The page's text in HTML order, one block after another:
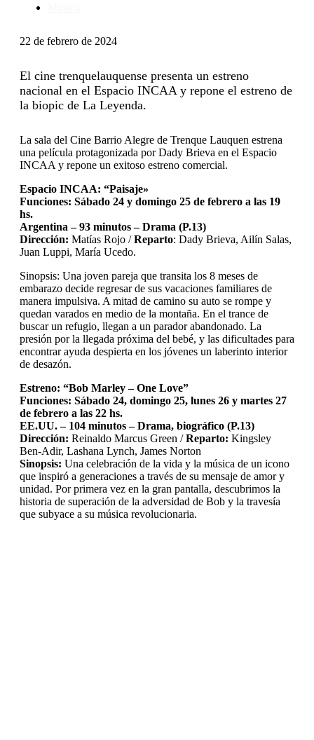
22 de febrero de 2024
El cine trenquelauquense presenta un estreno
nacional en el Espacio INCAA y repone el estreno de
la biopic de La Leyenda.
La sala del Cine Barrio Alegre de Trenque Lauquen estrena
una película protagonizada por Dady Brieva en el Espacio
INCAA y repone un exitoso estreno comercial.
Espacio INCAA: “Paisaje»
Funciones: Sábado 24 y domingo 25 de febrero a las 19
hs.
Argentina – 93 minutos – Drama (P.13)
Dirección: Matías Rojo /Reparto: Dady Brieva, Ailín Salas,
Juan Luppi, María Ucedo.
Sinopsis: Una joven pareja que transita los 8 meses de
embarazo decide regresar de sus vacaciones familiares de
manera impulsiva. A mitad de camino su auto se rompe y
quedan varados en medio de la montaña. En el trance de
buscar un refugio, llegan a un parador abandonado. La
presión por la llegada próxima del bebé, y las dificultades para
encontrar ayuda despierta en los jóvenes un laberinto interior
de desazón.
Estreno: “Bob Marley – One Love”
Funciones: Sábado 24, domingo 25, lunes 26 y martes 27
de febrero a las 22 hs.
EE.UU. – 104 minutos – Drama, biográfico (P.13)
Dirección: Reinaldo Marcus Green /Reparto: Kingsley
Ben-Adir, Lashana Lynch, James Norton
Sinopsis: Una celebración de la vida y la música de un icono
que inspiró a generaciones a través de su mensaje de amor y
unidad. Por primera vez en la gran pantalla, descubrimos la
historia de superación de la adversidad de Bob y la travesía
que subyace a su música revolucionaria.